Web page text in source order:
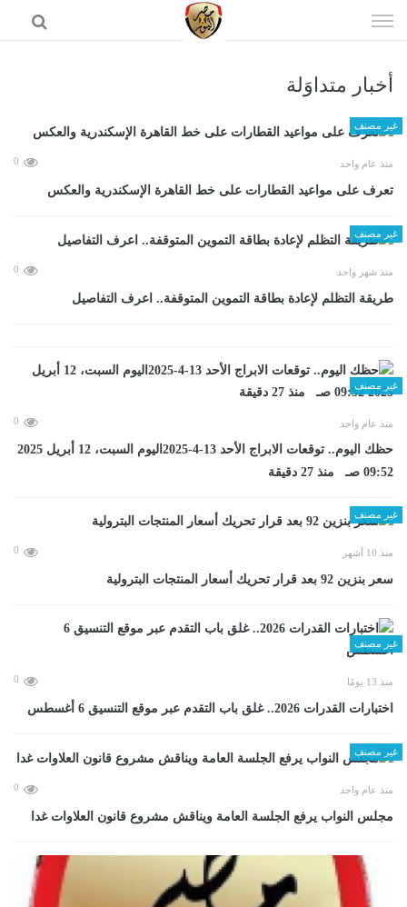
الى
أخبار متداوَلة
غير مصنف
منذ عام واحد 0
تعرف على مواعيد القطارات على خط القاهرة الإسكندرية والعكس
غير مصنف
منذ شهر واحد 0
طريقة التظلم لإعادة بطاقة التموين المتوقفة.. اعرف التفاصيل
غير مصنف
منذ عام واحد 0
حظك اليوم.. توقعات الابراج الأحد 13-4-2025اليوم السبت، 12 أبريل 2025
09:52 صـ منذ 27 دقيقة
غير مصنف
منذ 10 أشهر 0
سعر بنزين 92 بعد قرار تحريك أسعار المنتجات البترولية
غير مصنف
منذ 13 يومًا 0
اختبارات القدرات 2026.. غلق باب التقدم عبر موقع التنسيق 6 أغسطس
غير مصنف
منذ عام واحد 0
مجلس النواب يرفع الجلسة العامة ويناقش مشروع قانون العلاوات غدا